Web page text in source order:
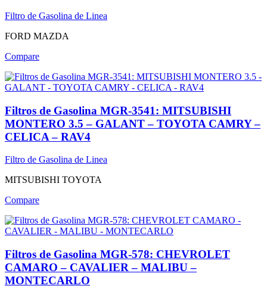
Filtro de Gasolina de Linea
FORD MAZDA
Compare
Filtros de Gasolina MGR-3541: MITSUBISHI
MONTERO 3.5 – GALANT – TOYOTA CAMRY –
CELICA – RAV4
Filtro de Gasolina de Linea
MITSUBISHI TOYOTA
Compare
Filtros de Gasolina MGR-578: CHEVROLET
CAMARO – CAVALIER – MALIBU –
MONTECARLO